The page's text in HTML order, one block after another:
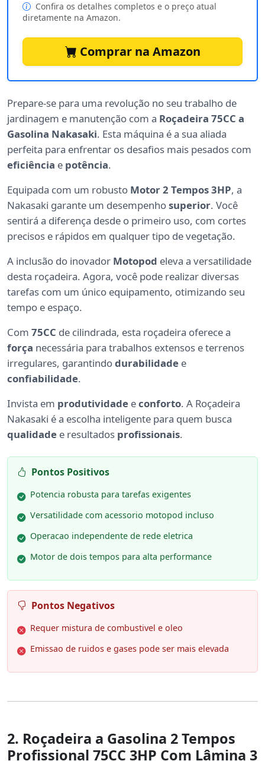
Confira os detalhes completos e o preço atual
diretamente na Amazon.
Comprar na Amazon
Prepare-se para uma revolução no seu trabalho de
jardinagem e manutenção com a Roçadeira 75CC a
Gasolina Nakasaki. Esta máquina é a sua aliada
perfeita para enfrentar os desafios mais pesados com
eficiência e potência.
Equipada com um robusto Motor 2 Tempos 3HP, a
Nakasaki garante um desempenhosuperior. Você
sentirá a diferença desde o primeiro uso, com cortes
precisos e rápidos em qualquer tipo de vegetação.
A inclusão do inovador Motopod eleva a versatilidade
desta roçadeira. Agora, você pode realizar diversas
tarefas com um único equipamento, otimizando seu
tempo e espaço.
Com 75CC de cilindrada, esta roçadeira oferece a
força necessária para trabalhos extensos e terrenos
irregulares, garantindodurabilidade e
confiabilidade.
Invista em produtividade econforto. A Roçadeira
Nakasaki é a escolha inteligente para quem busca
qualidade e resultados profissionais.
Pontos Positivos
Potencia robusta para tarefas exigentes
Versatilidade com acessorio motopod incluso
Operacao independente de rede eletrica
Motor de dois tempos para alta performance
Pontos Negativos
Requer mistura de combustivel e oleo
Emissao de ruidos e gases pode ser mais elevada
2. Roçadeira a Gasolina 2 Tempos
Profissional 75CC 3HP Com Lâmina 3